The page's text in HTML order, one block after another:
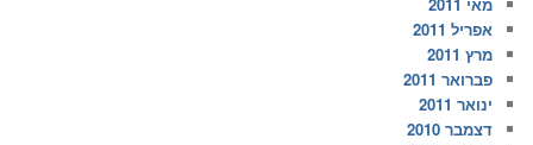
אפריל 2011
מרץ 2011
פברואר 2011
ינואר 2011
דצמבר 2010